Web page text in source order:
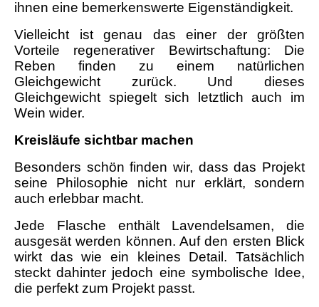
ihnen eine bemerkenswerte Eigenständigkeit.
Vielleicht ist genau das einer der größten
Vorteile regenerativer Bewirtschaftung: Die
Reben finden zu einem natürlichen
Gleichgewicht zurück. Und dieses
Gleichgewicht spiegelt sich letztlich auch im
Wein wider.
Kreisläufe sichtbar machen
Besonders schön finden wir, dass das Projekt
seine Philosophie nicht nur erklärt, sondern
auch erlebbar macht.
Jede Flasche enthält Lavendelsamen, die
ausgesät werden können. Auf den ersten Blick
wirkt das wie ein kleines Detail. Tatsächlich
steckt dahinter jedoch eine symbolische Idee,
die perfekt zum Projekt passt.